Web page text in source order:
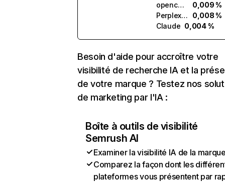
opencode.ai
0,009 %
Perplexity
0,008 %
Claude 0,004 %
Besoin d'aide pour accroître votre
visibilité de recherche IA et la
de votre marque ? Testez nos
de marketing par l'IA :
Boîte à outils de visibilité
Semrush AI
Examiner la visibilité IA de la
Comparez la façon dont les
plateformes vous présentent par